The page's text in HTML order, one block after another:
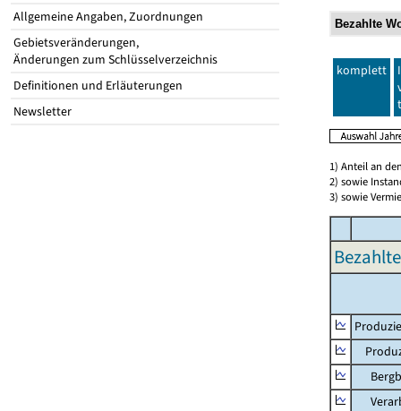
Allgemeine Angaben, Zuordnungen
Gebietsveränderungen,
Änderungen zum Schlüsselverzeichnis
Definitionen und Erläuterungen
Newsletter
komplett
1) Anteil an
2) sowie
3) sowie